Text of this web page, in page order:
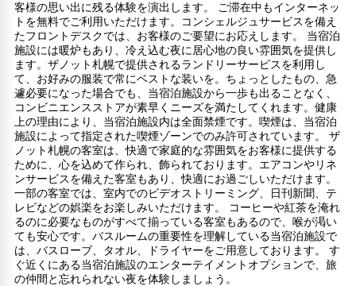
客様の思い出に残る体験を演出します。 ご滞在中もインターネッ
トを無料でご利用いただけます。コンシェルジュサービスを備え
たフロントデスクでは、お客様のご要望にお応えします。 当宿泊
施設には暖炉もあり、冷え込む夜に居心地の良い雰囲気を提供し
ます。ザノット札幌で提供されるランドリーサービスを利用し
て、お好みの服装で常にベストな装いを。ちょっとしたもの、急
遽必要になった場合でも、当宿泊施設から一歩も出ることなく、
コンビニエンスストアが素早くニーズを満たしてくれます。健康
上の理由により、当宿泊施設内は全面禁煙です。喫煙は、当宿泊
施設によって指定された喫煙ゾーンでのみ許可されています。 ザ
ノット札幌の客室は、快適で家庭的な雰囲気をお客様に提供する
ために、心を込めて作られ、飾られております。エアコンやリネ
ンサービスを備えた客室もあり、快適にお過ごしいただけます。
一部の客室では、室内でのビデオストリーミング、日刊新聞、テ
レビなどの娯楽をお楽しみいただけます。 コーヒーや紅茶を淹れ
るのに必要なものがすべて揃っている客室もあるので、喉が渇い
ても安心です。バスルームの重要性を理解している当宿泊施設で
は、バスローブ、タオル、ドライヤーをご用意しております。 す
ぐ近くにある当宿泊施設のエンターテイメントオプションで、旅
の仲間と忘れられない夜を体験しましょう。